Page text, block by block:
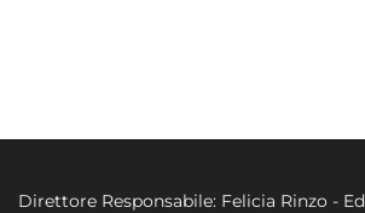
Direttore Responsabile: Felicia Rinzo -